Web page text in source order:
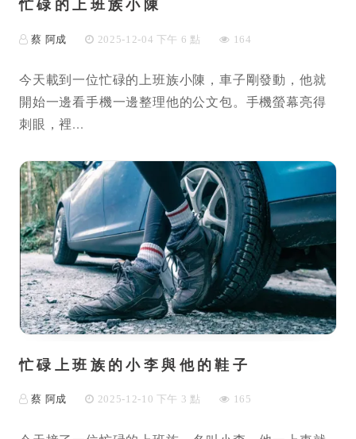
忙碌的上班族小陳
蔡 阿成 2025-12-04 下午 6 點 164
今天載到一位忙碌的上班族小陳，車子剛發動，他就
開始一邊看手機一邊整理他的公文包。手機螢幕亮得
刺眼，裡...
忙碌上班族的小李與他的鞋子
蔡 阿成 2025-12-10 下午 3 點 165